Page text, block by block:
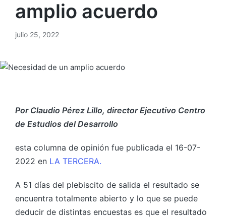
amplio acuerdo
julio 25, 2022
Por Claudio Pérez Lillo, director Ejecutivo Centro
de Estudios del Desarrollo
esta columna de opinión fue publicada el 16-07-
2022 en LA TERCERA.
A 51 días del plebiscito de salida el resultado se
encuentra totalmente abierto y lo que se puede
deducir de distintas encuestas es que el resultado